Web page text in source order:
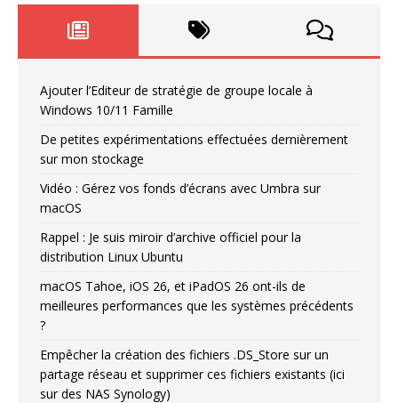
Ajouter l’Editeur de stratégie de groupe locale à
Windows 10/11 Famille
De petites expérimentations effectuées dernièrement
sur mon stockage
Vidéo : Gérez vos fonds d’écrans avec Umbra sur
macOS
Rappel : Je suis miroir d’archive officiel pour la
distribution Linux Ubuntu
macOS Tahoe, iOS 26, et iPadOS 26 ont-ils de
meilleures performances que les systèmes précédents
?
Empêcher la création des fichiers .DS_Store sur un
partage réseau et supprimer ces fichiers existants (ici
sur des NAS Synology)